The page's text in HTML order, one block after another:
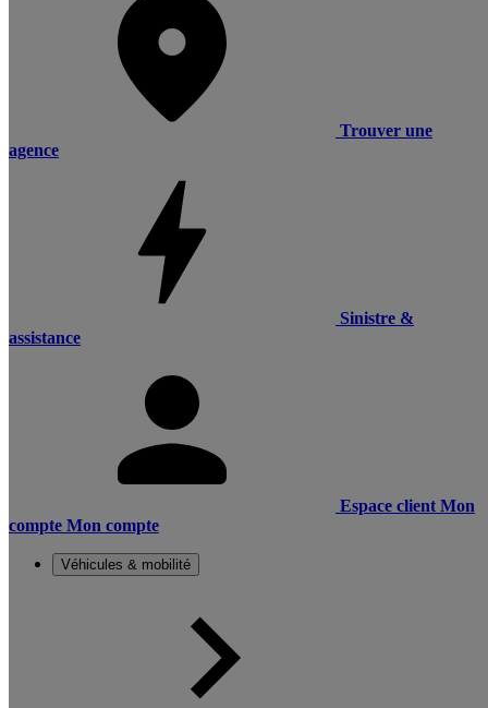
Trouver une
agence
Sinistre &
assistance
Espace client Mon
compte Mon compte
Véhicules & mobilité